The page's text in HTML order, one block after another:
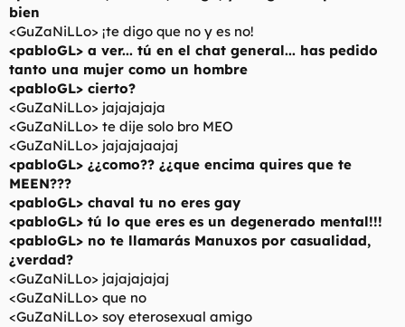
bien
<GuZaNiLLo> ¡te digo que no y es no!
<pabloGL> a ver... tú en el chat general... has pedido
tanto una mujer como un hombre
<pabloGL> cierto?
<GuZaNiLLo> jajajajaja
<GuZaNiLLo> te dije solo bro MEO
<GuZaNiLLo> jajajajaajaj
<pabloGL> ¿¿como?? ¿¿que encima quires que te
MEEN???
<pabloGL> chaval tu no eres gay
<pabloGL> tú lo que eres es un degenerado mental!!!
<pabloGL> no te llamarás Manuxos por casualidad,
¿verdad?
<GuZaNiLLo> jajajajajaj
<GuZaNiLLo> que no
<GuZaNiLLo> soy eterosexual amigo